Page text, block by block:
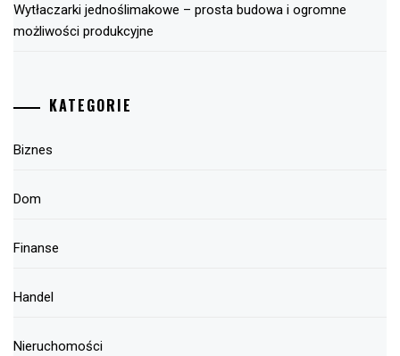
Wytłaczarki jednoślimakowe – prosta budowa i ogromne
możliwości produkcyjne
KATEGORIE
Biznes
Dom
Finanse
Handel
Nieruchomości